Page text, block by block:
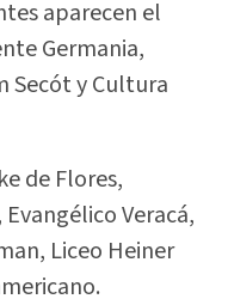
aparecen el
Germania,
Secót y Cultura
de Flores,
Veracá,
Liceo Heiner